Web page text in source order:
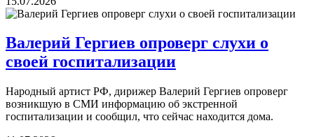
Валерий Гергиев опроверг слухи о
своей госпитализации
Народный артист РФ, дирижер Валерий Гергиев опроверг
возникшую в СМИ информацию об экстренной
госпитализации и сообщил, что сейчас находится дома.